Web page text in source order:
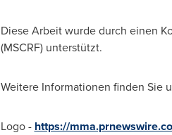
Diese Arbeit wurde durch einen
(MSCRF) unterstützt.
Weitere Informationen finden Sie
Logo - https://